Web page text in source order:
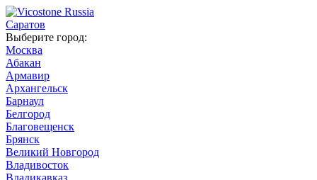
Саратов
Выберите город:
Москва
Абакан
Армавир
Архангельск
Барнаул
Белгород
Благовещенск
Брянск
Великий Новгород
Владивосток
Владикавказ